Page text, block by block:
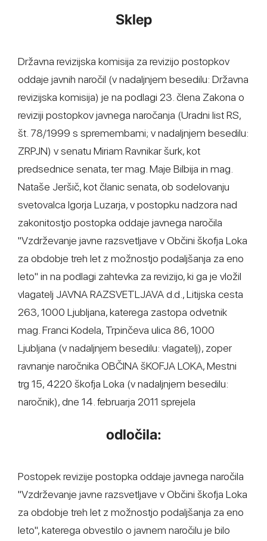
Sklep
Državna revizijska komisija za revizijo postopkov
oddaje javnih naročil (v nadaljnjem besedilu: Državna
revizijska komisija) je na podlagi 23. člena Zakona o
reviziji postopkov javnega naročanja (Uradni list RS,
št. 78/1999 s spremembami; v nadaljnjem besedilu:
ZRPJN) v senatu Miriam Ravnikar šurk, kot
predsednice senata, ter mag. Maje Bilbija in mag.
Nataše Jeršič, kot članic senata, ob sodelovanju
svetovalca Igorja Luzarja, v postopku nadzora nad
zakonitostjo postopka oddaje javnega naročila
"Vzdrževanje javne razsvetljave v Občini škofja Loka
za obdobje treh let z možnostjo podaljšanja za eno
leto" in na podlagi zahtevka za revizijo, ki ga je vložil
vlagatelj JAVNA RAZSVETLJAVA d.d., Litijska cesta
263, 1000 Ljubljana, katerega zastopa odvetnik
mag. Franci Kodela, Trpinčeva ulica 86, 1000
Ljubljana (v nadaljnjem besedilu: vlagatelj), zoper
ravnanje naročnika OBČINA šKOFJA LOKA, Mestni
trg 15, 4220 škofja Loka (v nadaljnjem besedilu:
naročnik), dne 14. februarja 2011 sprejela
odločila:
Postopek revizije postopka oddaje javnega naročila
"Vzdrževanje javne razsvetljave v Občini škofja Loka
za obdobje treh let z možnostjo podaljšanja za eno
leto", katerega obvestilo o javnem naročilu je bilo